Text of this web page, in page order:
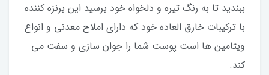
ببنديد تا به رنگ تيره و دلخواه خود برسيد اين برنزه كننده
با تركيبات خارق العاده خود كه داراى املاح معدنى و انواع
ويتامين ها است پوست شما را جوان سازى و سفت مى
كند.